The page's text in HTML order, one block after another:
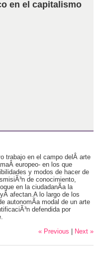
en el capitalismo
trabajo en el campo delÂ arte
europeo- en los que
y modos de hacer de
de conocimiento,
en la ciudadanÃ­a la
afectan.A lo largo de los
autonomÃ­a modal de un arte
defendida por
Next »
« Previous